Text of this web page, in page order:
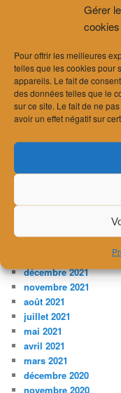
Gérer
cookies
Pour offrir les meilleures
telles que les cookies pour
appareils. Le fait de
des données telles que le
sur ce site. Le fait de ne
avoir un effet négatif sur
avril 2024
mars 2024
février 2024
janvier 2024
décembre 2023
novembre 2023
juillet 2023
décembre 2021
novembre 2021
août 2021
juillet 2021
mai 2021
avril 2021
mars 2021
décembre 2020
novembre 2020